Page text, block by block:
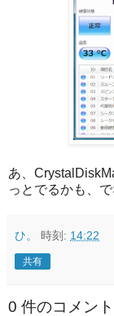
あ、
っとでるかも、で
ひ。 時刻: 14:22
共有
0 件のコメン